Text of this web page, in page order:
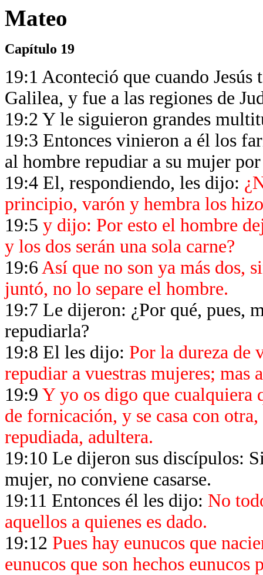
Mateo
Capítulo 19
19:1 Aconteció que cuando Jesús
Galilea, y fue a las regiones de
19:2 Y le siguieron grandes
19:3 Entonces vinieron a él los
al hombre repudiar a su mujer
19:4 El, respondiendo, les dijo:
principio, varón y hembra los
19:5 y dijo: Por esto el hombre
y los dos serán una sola carne?
19:6 Así que no son ya más dos,
juntó, no lo separe el hombre.
19:7 Le dijeron: ¿Por qué, pues,
repudiarla?
19:8 El les dijo: Por la dureza de
repudiar a vuestras mujeres; mas
19:9 Y yo os digo que cualquiera
de fornicación, y se casa con
repudiada, adultera.
19:10 Le dijeron sus discípulos:
mujer, no conviene casarse.
19:11 Entonces él les dijo: No
aquellos a quienes es dado.
19:12 Pues hay eunucos que
eunucos que son hechos